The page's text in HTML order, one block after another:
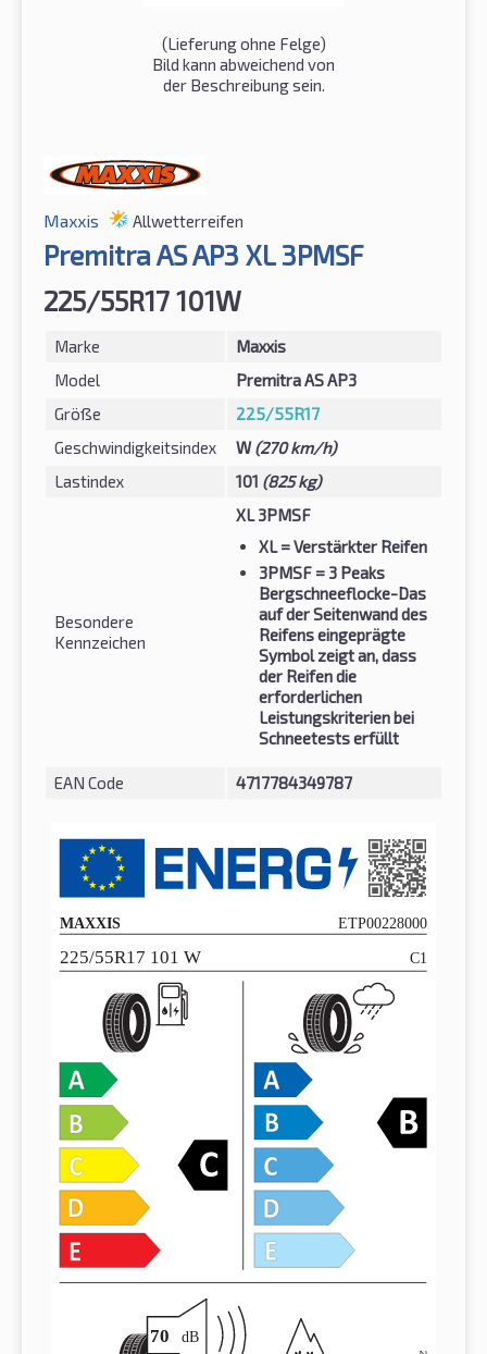
(Lieferung ohne Felge)
Bild kann abweichend von
der Beschreibung sein.
Maxxis Allwetterreifen
Premitra AS AP3 XL 3PMSF
225/55R17 101W
Marke
Maxxis
Model
Premitra AS AP3
Größe
225/55R17
Geschwindigkeitsindex
W(270 km/h)
Lastindex
101 (825 kg)
Besondere
Kennzeichen
XL 3PMSF
XL = Verstärkter Reifen
3PMSF = 3 Peaks
Bergschneeflocke-Das
auf der Seitenwand des
Reifens eingeprägte
Symbol zeigt an, dass
der Reifen die
erforderlichen
Leistungskriterien bei
Schneetests erfüllt
EAN Code 4717784349787